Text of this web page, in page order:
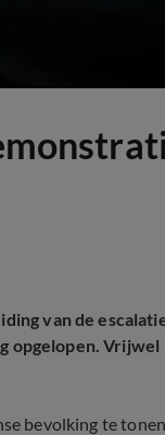
van de
opgelopen. Vrijwel
bevolking te